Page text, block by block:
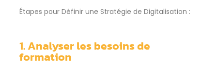
Étapes pour Définir une Stratégie de Digitalisation :
1. Analyser les besoins de
formation